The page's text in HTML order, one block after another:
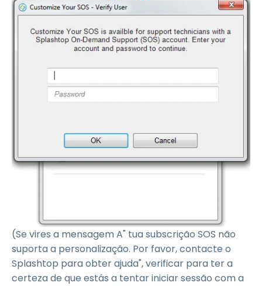
(Se vires a mensagem A" tua subscrição SOS não
suporta a personalização. Por favor, contacte o
Splashtop para obter ajuda", verificar para ter a
certeza de que estás a tentar iniciar sessão com a